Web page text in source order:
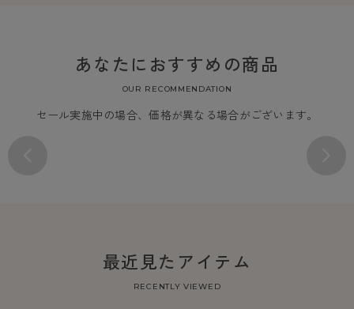
あなたにおすすめの商品
OUR RECOMMENDATION
セール実施中の場合、価格が異なる場合がございます。
最近見たアイテム
RECENTLY VIEWED